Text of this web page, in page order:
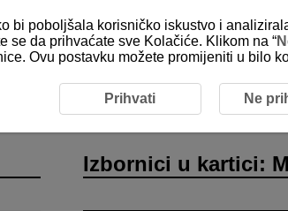
My Menu / Moj izbornik Izbornici u
Izbornici u kartici:
bi poboljšala korisničko iskustvo i
se da prihvaćate sve Kolačiće. Klikom na “
Ovu postavku možete promijeniti u bilo
Prihvati Ne